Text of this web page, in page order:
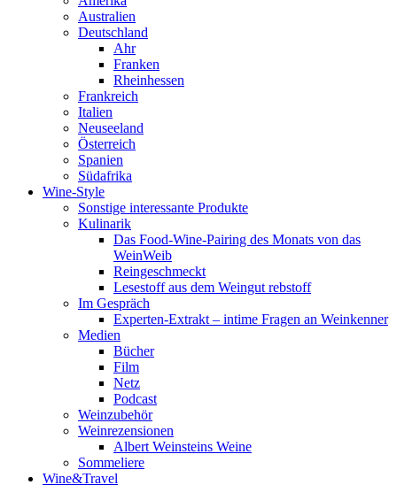
Australien
Deutschland
Ahr
Franken
Rheinhessen
Frankreich
Italien
Neuseeland
Österreich
Spanien
Südafrika
Wine-Style
Sonstige interessante Produkte
Kulinarik
Das Food-Wine-Pairing des Monats von das
WeinWeib
Reingeschmeckt
Lesestoff aus dem Weingut rebstoff
Im Gespräch
Experten-Extrakt – intime Fragen an Weinkenner
Medien
Bücher
Film
Netz
Podcast
Weinzubehör
Weinrezensionen
Albert Weinsteins Weine
Sommeliere
Wine&Travel